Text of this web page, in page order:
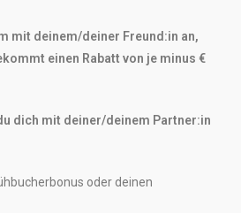
mit deinem/deiner Freund:in an,
einen Rabatt von je minus €
dich mit deiner/deinem Partner:in
oder deinen